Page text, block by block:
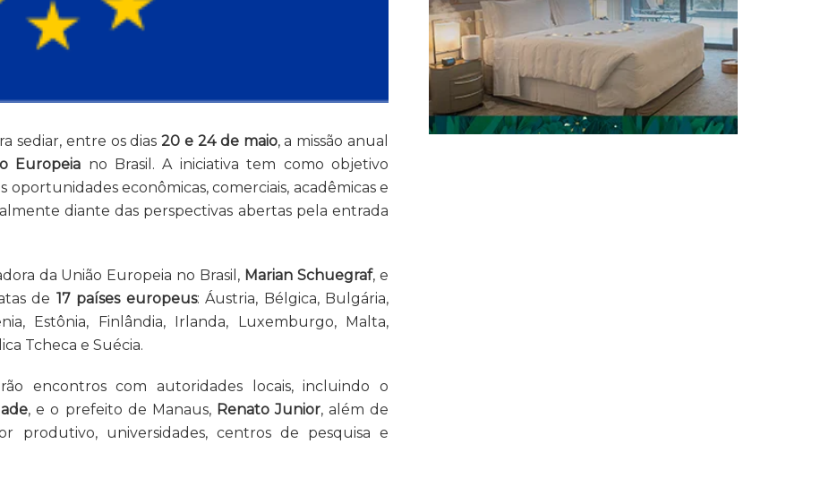
sediar, entre os dias20 e 24 de maio, a missão anual
Europeia no Brasil. A iniciativa tem como objetivo
econômicas, comerciais, acadêmicas e
diante das perspectivas abertas pela entrada
da União Europeia no Brasil, Marian Schuegraf, e
de 17 países europeus: Áustria, Bélgica, Bulgária,
Estônia, Finlândia, Irlanda, Luxemburgo, Malta,
Tcheca e Suécia.
encontros com autoridades locais, incluindo o
, e o prefeito de Manaus, Renato Junior, além de
produtivo, universidades, centros de pesquisa e